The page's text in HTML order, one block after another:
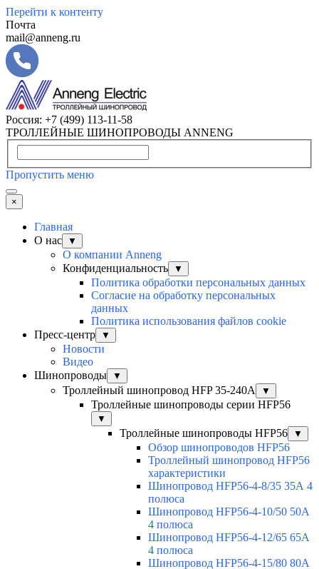
Перейти к контенту
Почта
mail@anneng.ru
Россия: +7 (499) 113-11-58
ТРОЛЛЕЙНЫЕ ШИНОПРОВОДЫ ANNENG
Пропустить меню
×
Главная
О нас
▼
О компании Anneng
Конфиденциальность
▼
Политика обработки персональных данных
Согласие на обработку персональных
данных
Политика использования файлов cookie
Пресс-центр
▼
Новости
Видео
Шинопроводы
▼
Троллейный шинопровод HFP 35-240А ▼
Троллейные шинопроводы серии HFP56
▼
Троллейные шинопроводы HFP56 ▼
Обзор шинопроводов HFP56
Троллейный шинопровод HFP56
характеристики
Шинопровод HFP56-4-8/35 35А 4
полюса
Шинопровод HFP56-4-10/50 50А
4 полюса
Шинопровод HFP56-4-12/65 65А
4 полюса
Шинопровод HFP56-4-15/80 80А